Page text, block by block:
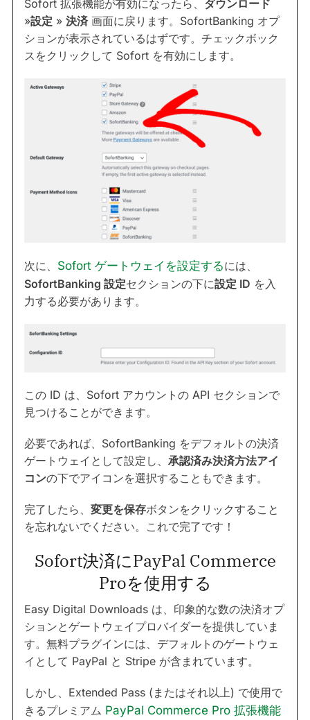
Sofort 拡張機能が有効になったら、 ダウンロード
»設定 » 決済 画面に戻ります。SofortBanking オプ
ションが表示されているはずです。チェックボック
スをクリックして Sofort を有効にします。
次に、 Sofort ゲートウェイを設定するには、
SofortBanking 設定セクションの下に設定 ID を入
力する必要があります。
この ID は、Sofort アカウントの API セクションで
見つけることができます。
必要であれば、SofortBanking をデフォルトの決済
ゲートウェイとして設定し、 承認済み決済方法アイ
コンの下でアイコンを選択することもできます。
完了したら、 変更を保存ボタンをクリックすること
を忘れないでください。これで完了です！
Sofort決済にPayPal Commerce
Proを使用する
Easy Digital Downloads は、印象的な数の決済オプ
ションとゲートウェイプロバイダーを提供していま
す。無料プラグインには、デフォルトのゲートウェ
イとして PayPal と Stripe が含まれています。
しかし、Extended Pass (またはそれ以上) で使用で
きるプレミアム PayPal Commerce Pro 拡張機能